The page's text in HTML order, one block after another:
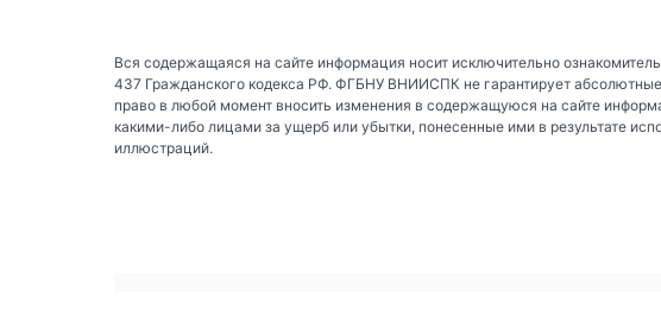
Вся содержащаяся на сайте информация носит исключительно
437 Гражданского кодекса РФ. ФГБНУ ВНИИСПК не гарантирует
право в любой момент вносить изменения в содержащуюся на сайте
какими-либо лицами за ущерб или убытки, понесенные ими в результате
иллюстраций.